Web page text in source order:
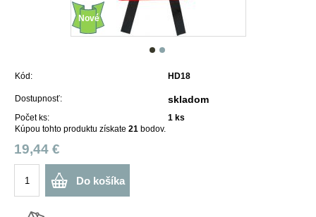
Nové
Kód: HD18
Dostupnosť: skladom
Počet ks: 1 ks
Kúpou tohto produktu získate 21 bodov.
19,44 €
Do košíka